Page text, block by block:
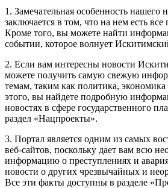
1. Замечательная особенность нашего
заключается в том, что на нем есть
Кроме того, вы можете найти
событии, которое волнует
2. Если вам интересны новости
можете получить самую свежую
темам, таким как политика,
этого, вы найдете подробную
новостях в сфере государственного
раздел «Нацпроекты».
3. Портал является одним из самых
веб-сайтов, поскольку дает вам всю
информацию о преступлениях и
новости о других чрезвычайных и
Все эти факты доступны в разделе